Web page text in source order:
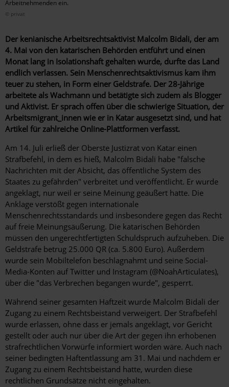
Arbeitnehmenden ein.
© privat
Der kenianische Arbeitsrechtsaktivist Malcolm Bidali, der am
4. Mai von den katarischen Behörden entführt und einen
Monat lang in Isolationshaft gehalten wurde, durfte das Land
endlich verlassen. Sein Menschenrechtsaktivismus kam ihm
teuer zu stehen, in Form einer Geldstrafe. Der 28-Jährige
arbeitete als Wachmann und betätigte sich zudem als Blogger
und Aktivist. Er sprach offen über die schwierige Situation, der
Arbeitsmigrant_innen wie er in Katar ausgesetzt sind, und hat
Artikel für zahlreiche Online-Plattformen verfasst.
Am 14. Juli erließ der Oberste Justizrat von Katar einen
Strafbefehl, in dem es hieß, Malcolm Bidali habe "falsche
Nachrichten mit der Absicht, das öffentliche System des
Staates zu gefährden" verbreitet und veröffentlicht. Er wurde
angeklagt, nur weil er seine Meinung geäußert hatte. Die
Anklage verstößt gegen internationale
Menschenrechtsstandards und insbesondere gegen das Recht
auf freie Meinungsäußerung. Die katarischen Behörden
müssen den ungerechtfertigten Schuldspruch aufzuheben. Die
Geldstrafe betrug 25.000 QR (ca. 5.800 Euro). Außerdem
wurde sein Mobiltelefon beschlagnahmt und seine Social-
Media-Konten auf Twitter und Instagram (@NoahArticulates),
über die "das Verbrechen begangen wurde", gesperrt.
Während seiner gesamten Haftzeit wurde Malcolm Bidali der
Zugang zu einem Rechtsbeistand verweigert. Der Strafbefehl
wurde erlassen, ohne dass er jemals angeklagt, vor Gericht
gestellt oder auch nur über die Art der gegen ihn erhobenen
strafrechtlichen Vorwürfe informiert worden wäre. Auch nach
seiner bedingten Haftentlassung am 31. Mai und nachdem er
Zugang zu einem Rechtsbeistand hatte, wurden diese
rechtlichen Grundsätze nicht eingehalten.